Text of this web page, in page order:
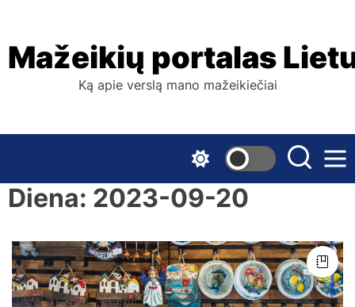
the
content
Mažeikių portalas
Ką apie verslą mano mažeikiečiai
Diena: 2023-09-20